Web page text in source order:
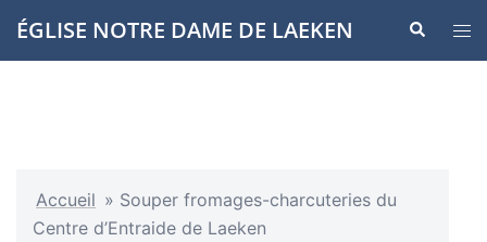
Aller
auÉGLISE NOTRE DAME DE LAEKEN
le
Accueil » Souper fromages-charcuteries du
Centre d’Entraide de Laeken